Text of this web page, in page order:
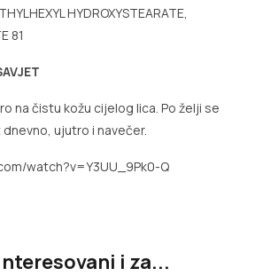
HYDROXYSTEARATE,
81
na čistu kožu cijelog lica. Po želji se
ujutro i navečer.
watch?v=Y3UU_9Pk0-Q
i za...